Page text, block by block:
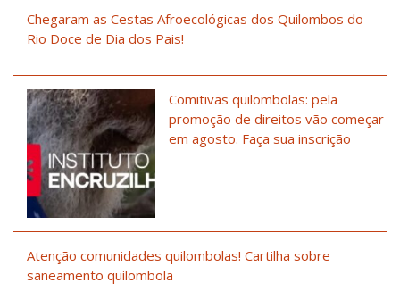
Chegaram as Cestas Afroecológicas dos Quilombos do
Rio Doce de Dia dos Pais!
Comitivas quilombolas: pela
promoção de direitos vão começar
em agosto. Faça sua inscrição
Atenção comunidades quilombolas! Cartilha sobre
saneamento quilombola